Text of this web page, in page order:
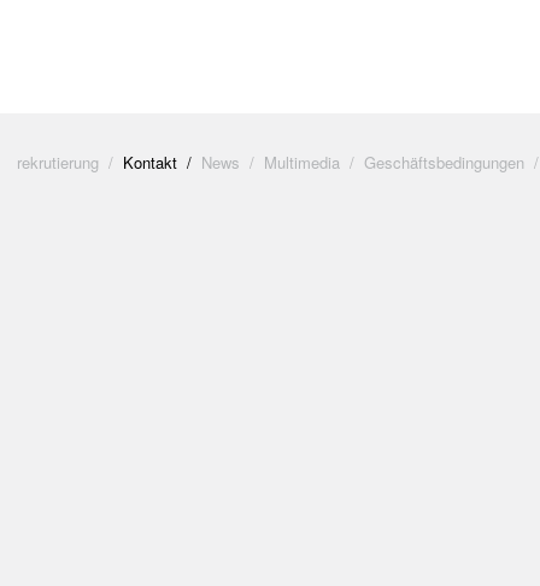
rekrutierung Kontakt News Multimedia Geschäftsbedingungen